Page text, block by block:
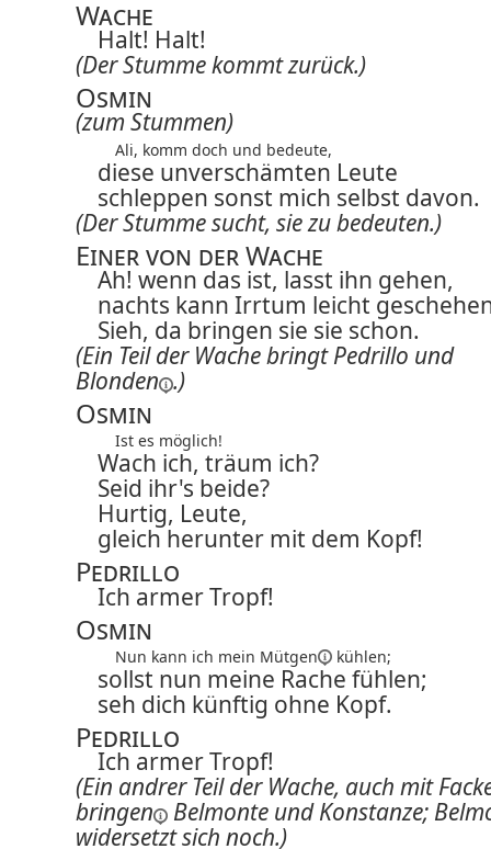
Wache
Halt! Halt!
(Der Stumme kommt zurück.)
Osmin
(zum Stummen)
Ali, komm doch und bedeute,
diese unverschämten Leute
schleppen sonst mich selbst davon.
(Der Stumme sucht, sie zu bedeuten.)
Einer von der Wache
Ah! wenn das ist, lasst ihn gehen,
nachts kann Irrtum leicht
Sieh, da bringen sie sie schon.
(Ein Teil der Wache bringt Pedrillo und
Blonden .)
Osmin
Ist es möglich!
Wach ich, träum ich?
Seid ihr's beide?
Hurtig, Leute,
gleich herunter mit dem Kopf!
Pedrillo
Ich armer Tropf!
Osmin
Nun kann ich mein Mütgen kühlen;
sollst nun meine Rache fühlen;
seh dich künftig ohne Kopf.
Pedrillo
Ich armer Tropf!
(Ein andrer Teil der Wache, auch mit
bringen
Belmonte und Konstanze;
widersetzt sich noch.)